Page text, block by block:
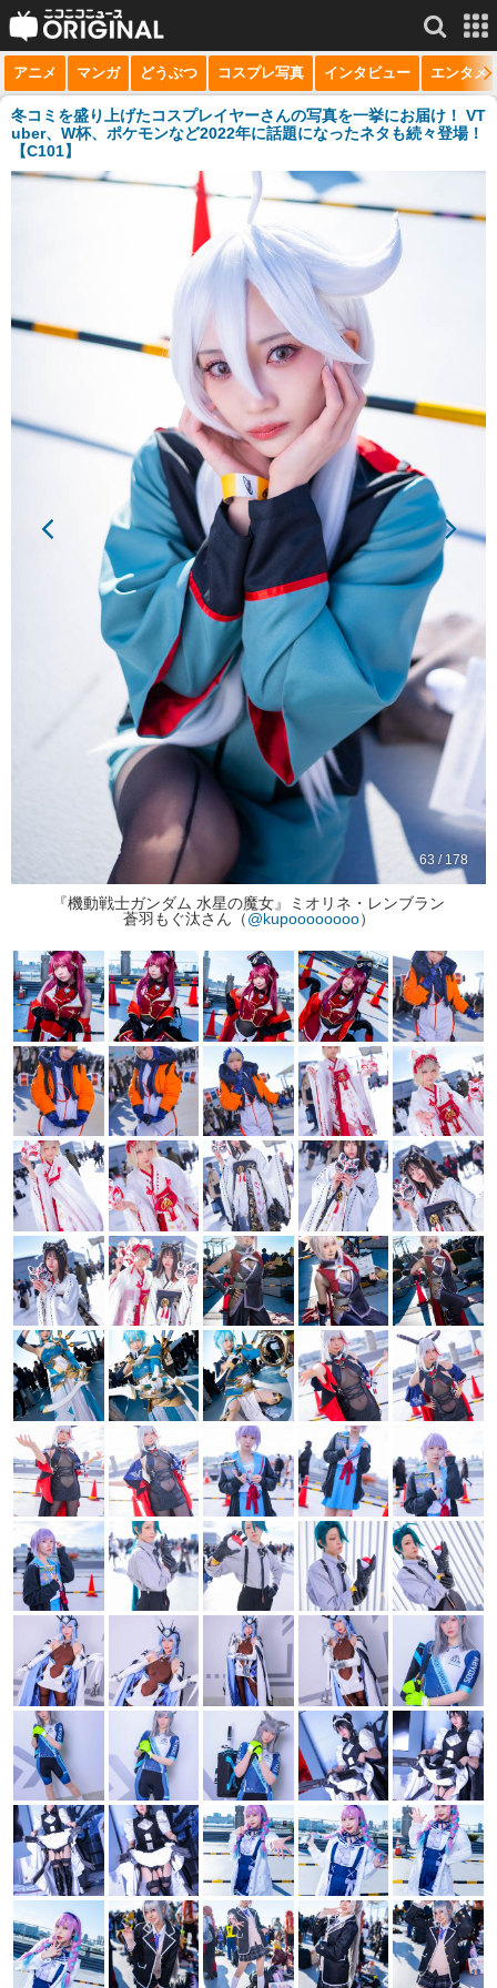
サービス一覧 もっと見る
niconico
動画
マンガ
アニメ マンガ どうぶつ コスプレ写真 インタビュー エンタメ
冬コミを盛り上げたコスプレイヤーさんの写真を一挙にお届け！ VT
uber、W杯、ポケモンなど2022年に話題になったネタも続々登場！
【C101】
63 / 178
『機動戦士ガンダム 水星の魔女』ミオリネ・レンブラン
蒼羽もぐ汰さん（@kupoooooooo）